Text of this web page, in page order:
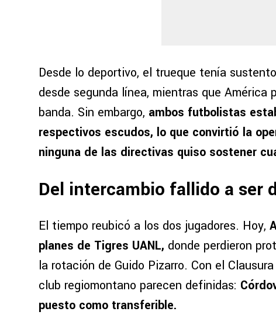
Desde lo deportivo, el trueque tenía
desde segunda línea, mientras que América
banda. Sin embargo, ambos futbolistas
respectivos escudos, lo que convirtió la
ninguna de las directivas quiso sostener
Del intercambio fallido a ser
El tiempo reubicó a los dos jugadores. Hoy,
planes de Tigres UANL, donde perdieron
la rotación de Guido Pizarro. Con el
club regiomontano parecen definidas:
puesto como transferible.